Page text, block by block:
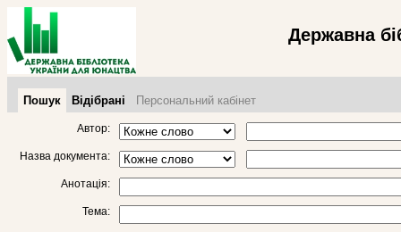
Державна
Пошук Відібрані Персональний кабінет
Автор:
Назва документа:
Анотація:
Тема: